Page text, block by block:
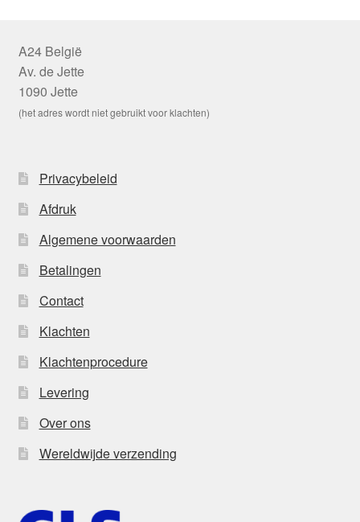
A24 België
Av. de Jette
1090 Jette
(het adres wordt niet gebruikt voor klachten)
Privacybeleid
Afdruk
Algemene voorwaarden
Betalingen
Contact
Klachten
Klachtenprocedure
Levering
Over ons
Wereldwijde verzending